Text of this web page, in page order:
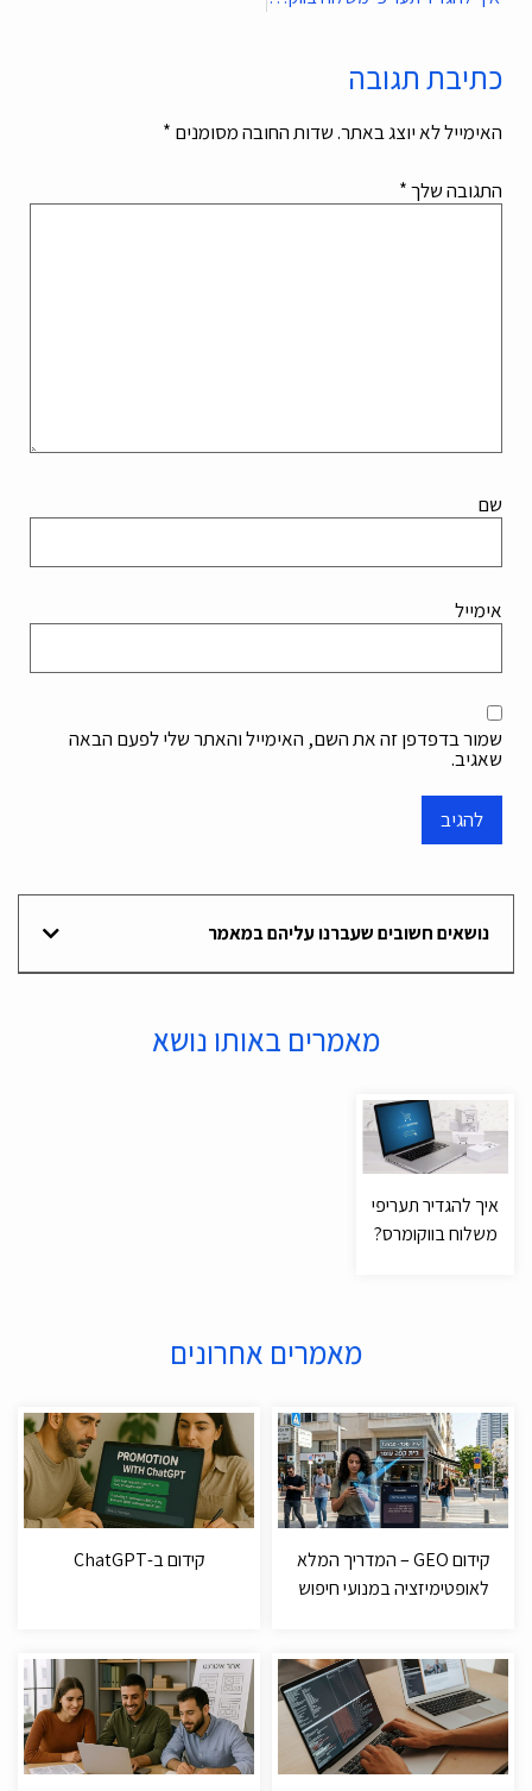
כתיבת תגובה
האימייל לא יוצג באתר.שדות החובה מסומנים *
התגובה שלך*
שם
אימייל
שמור בדפדפן זה את השם, האימייל והאתר שלי לפעם הבאה
שאגיב.
נושאים חשובים שעברנו עליהם במאמר
מאמרים באותו נושא
איך להגדיר תעריפי
משלוח בווקומרס?
מאמרים אחרונים
קידום GEO – המדריך המלא
לאופטימיזציה במנועי חיפוש
קידום ב-ChatGPT